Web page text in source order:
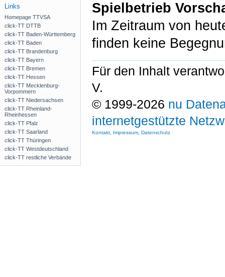
Links
Homepage TTVSA
click-TT DTTB
click-TT Baden-Württemberg
click-TT Baden
click-TT Brandenburg
click-TT Bayern
click-TT Bremen
click-TT Hessen
click-TT Mecklenburg-
Vorpommern
click-TT Niedersachsen
click-TT Rheinland-
Rheinhessen
click-TT Pfalz
click-TT Saarland
click-TT Thüringen
click-TT Westdeutschland
click-TT restliche Verbände
Spielbetrieb
Im Zeitraum von
finden keine
Für den Inhalt
V.
© 1999-2026 nu
internetgestützte
Kontakt Impressum Datenschutz